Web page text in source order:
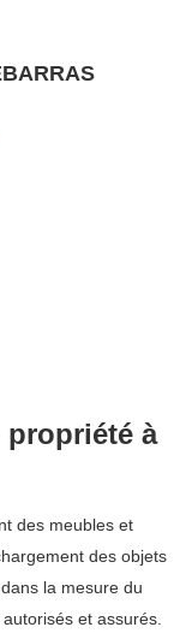
à
des meubles et
des objets
la mesure du
et assurés.